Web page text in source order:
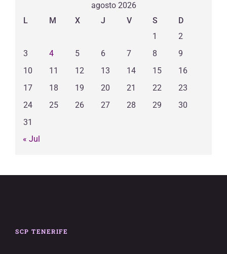
agosto 2026
L
M X J V S
D
1
2
3
4 5 6 7 8
9
10
11 12 13 14 15
16
17
18 19 20 21 22
23
24
25 26 27 28 29
30
31
« Jul
SCP TENERIFE